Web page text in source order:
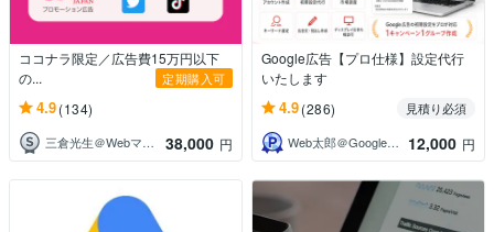
ココナラ限定／広告費15万円以下
の...
定期購入可
4.9(134)
三倉光生＠Webマーケ＆広告専門 38,000 円
Google広告【プロ仕様】設定代行
いたします
4.9(286)
見積り必須
Web太郎＠Google認定パートナー
12,000 円